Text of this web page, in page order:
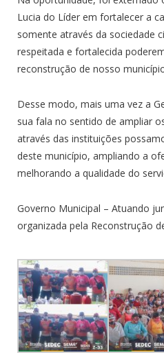
Lucia do Líder em fortalecer a
somente através da sociedade
respeitada e fortalecida
reconstrução de nosso
Desse modo, mais uma vez a
sua fala no sentido de ampliar
através das instituições
deste município, ampliando a
melhorando a qualidade do
Governo Municipal – Atuando
organizada pela Reconstrução